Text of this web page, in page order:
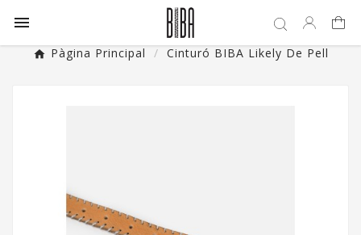

Pàgina Principal Cinturó BIBA Likely De Pell